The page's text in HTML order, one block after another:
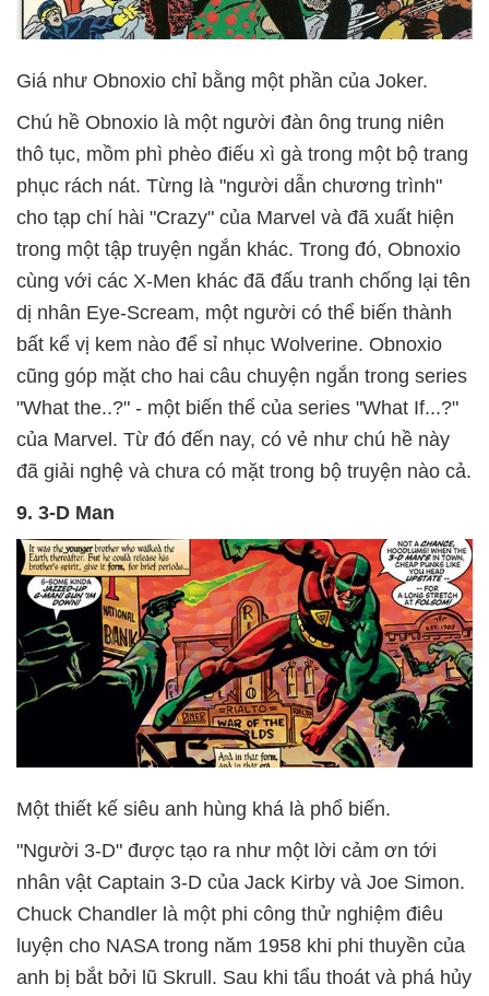
Giá như Obnoxio chỉ bằng một phần của Joker.
Chú hề Obnoxio là một người đàn ông trung niên
thô tục, mồm phì phèo điếu xì gà trong một bộ trang
phục rách nát. Từng là "người dẫn chương trình"
cho tạp chí hài "Crazy" của Marvel và đã xuất hiện
trong một tập truyện ngắn khác. Trong đó, Obnoxio
cùng với các X-Men khác đã đấu tranh chống lại tên
dị nhân Eye-Scream, một người có thể biến thành
bất kể vị kem nào để sỉ nhục Wolverine. Obnoxio
cũng góp mặt cho hai câu chuyện ngắn trong series
"What the..?" - một biến thể của series "What If...?"
của Marvel. Từ đó đến nay, có vẻ như chú hề này
đã giải nghệ và chưa có mặt trong bộ truyện nào cả.
9. 3-D Man
Một thiết kế siêu anh hùng khá là phổ biến.
"Người 3-D" được tạo ra như một lời cảm ơn tới
nhân vật Captain 3-D của Jack Kirby và Joe Simon.
Chuck Chandler là một phi công thử nghiệm điêu
luyện cho NASA trong năm 1958 khi phi thuyền của
anh bị bắt bởi lũ Skrull. Sau khi tẩu thoát và phá hủy